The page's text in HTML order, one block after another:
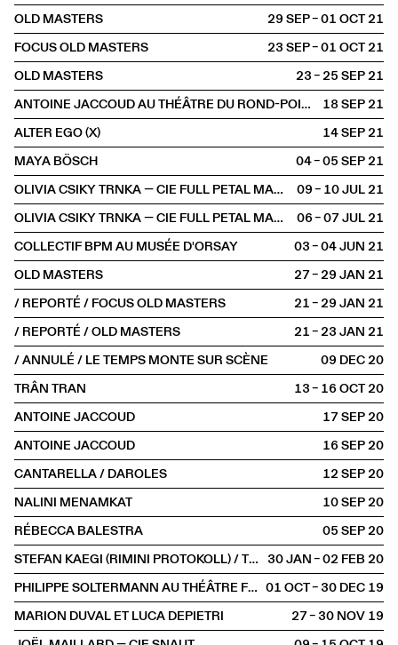
OLD MASTERS
29 SEP – 01 OCT2021
FOCUS OLD MASTERS
23 SEP – 01 OCT2021
OLD MASTERS
23 – 25 SEP2021
ANTOINE JACCOUD AU THÉÂTRE DU ROND-POINT
18 SEP2021
ALTER EGO (X)
14 SEP2021
MAYA BÖSCH
04 – 05 SEP2021
OLIVIA CSIKY TRNKA — CIE FULL PETAL MACHINE
09 – 10 JUL2021
OLIVIA CSIKY TRNKA — CIE FULL PETAL MACHINE
06 – 07 JUL2021
COLLECTIF BPM AU MUSÉE D'ORSAY
03 – 04 JUN2021
OLD MASTERS
27 – 29 JAN2021
/ REPORTÉ / FOCUS OLD MASTERS
21 – 29 JAN2021
/ REPORTÉ / OLD MASTERS
21 – 23 JAN2021
/ ANNULÉ / LE TEMPS MONTE SUR SCÈNE
09 DEC2020
TRÂN TRAN
13 – 16 OCT2020
ANTOINE JACCOUD
17 SEP2020
ANTOINE JACCOUD
16 SEP2020
CANTARELLA / DAROLES
12 SEP2020
NALINI MENAMKAT
10 SEP2020
RÉBECCA BALESTRA
05 SEP2020
STEFAN KAEGI (RIMINI PROTOKOLL) / THOMAS MELLE / MÜNCHNER KAMMERSPIELE 30 JAN – 02 FEB2020
PHILIPPE SOLTERMANN AU THÉÂTRE FUNAMBULE 01 OCT – 30 DEC2019
MARION DUVAL ET LUCA DEPIETRI
27 – 30 NOV2019